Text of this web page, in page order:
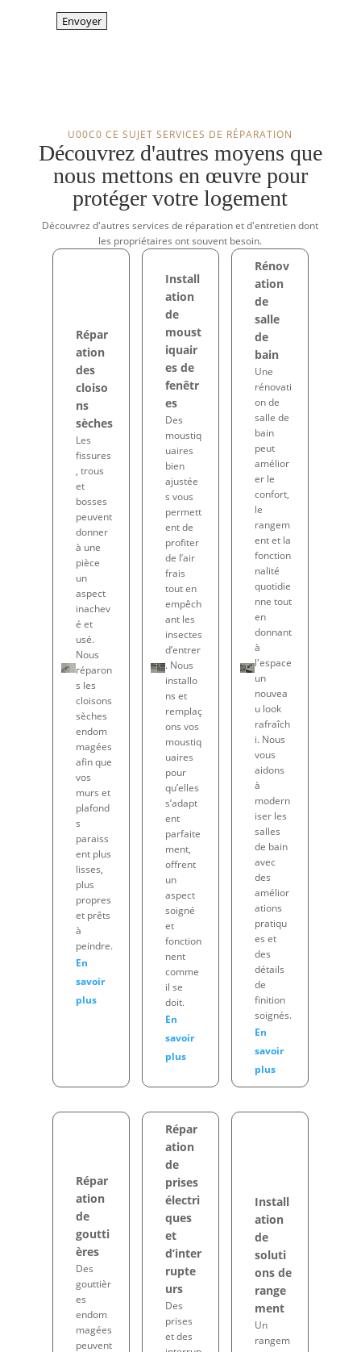
Envoyer
U00C0 CE SUJET SERVICES DE RÉPARATION
Découvrez d'autres moyens que
nous mettons en œuvre pour
protéger votre logement
Découvrez d'autres services de réparation et d'entretien dont
les propriétaires ont souvent besoin.
Répar
ation
des
cloiso
ns
sèches
Les
fissures
, trous
et
bosses
peuvent
donner
à une
pièce
un
aspect
inachev
é et
usé.
Nous
réparon
s les
cloisons
sèches
endom
magées
afin que
vos
murs et
plafond
s
paraiss
ent plus
lisses,
plus
propres
et prêts
à
peindre.
En
savoir
plus
Install
ation
de
moust
iquair
es de
fenêtr
es
Des
moustiq
uaires
bien
ajustée
s vous
permett
ent de
profiter
de l’air
frais
tout en
empêch
ant les
insectes
d’entrer
. Nous
installo
ns et
remplaç
ons vos
moustiq
uaires
pour
qu’elles
s’adapt
ent
parfaite
ment,
offrent
un
aspect
soigné
et
fonction
nent
comme
il se
doit.
En
savoir
plus
Rénov
ation
de
salle
de
bain
Une
rénovati
on de
salle de
bain
peut
amélior
er le
confort,
le
rangem
ent et la
fonction
nalité
quotidie
nne tout
en
donnant
à
l'espace
un
nouvea
u look
rafraîch
i. Nous
vous
aidons
à
modern
iser les
salles
de bain
avec
des
amélior
ations
pratiqu
es et
des
détails
de
finition
soignés.
En
savoir
plus
Répar
ation
de
goutti
ères
Des
gouttièr
es
endom
magées
peuvent
Répar
ation
de
prises
électri
ques
et
d’inter
rupte
urs
Des
prises
et des
Install
ation
de
soluti
ons de
range
ment
Un
rangem